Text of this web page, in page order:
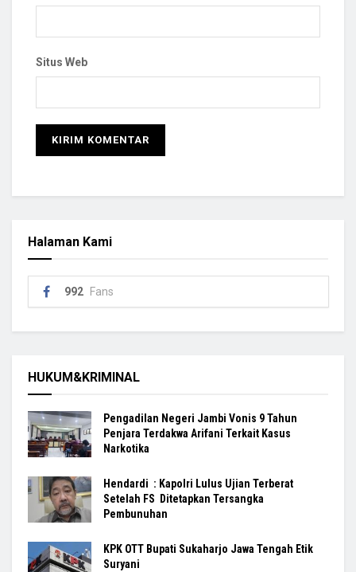
Situs Web
Halaman Kami
992 Fans
HUKUM&KRIMINAL
Pengadilan Negeri Jambi Vonis 9 Tahun
Penjara Terdakwa Arifani Terkait Kasus
Narkotika
Hendardi : Kapolri Lulus Ujian Terberat
Setelah FS Ditetapkan Tersangka
Pembunuhan
KPK OTT Bupati Sukaharjo Jawa Tengah Etik
Suryani